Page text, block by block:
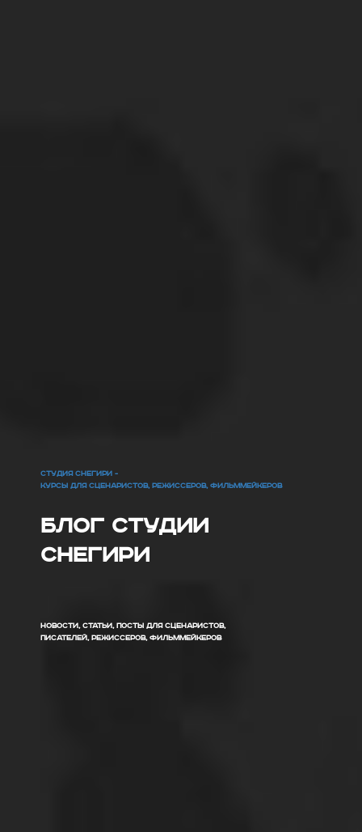
СТУДИЯ СНЕГИРИ -
КУРСЫ ДЛЯ СЦЕНАРИСТОВ, РЕЖИССЕРОВ, ФИЛЬММЕЙКЕРОВ
Блог Студии
Снегири
НОВОСТИ, СТАТЬИ, ПОСТЫ ДЛЯ СЦЕНАРИСТОВ,
ПИСАТЕЛЕЙ, РЕЖИССЕРОВ, ФИЛЬММЕЙКЕРОВ